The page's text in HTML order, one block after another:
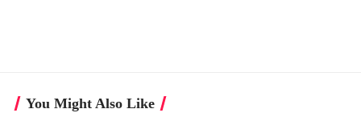
You Might Also Like